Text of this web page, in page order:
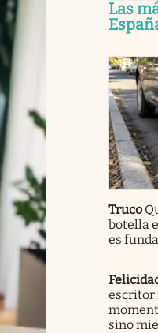
Las
Truco
botella
es
escritor
sino